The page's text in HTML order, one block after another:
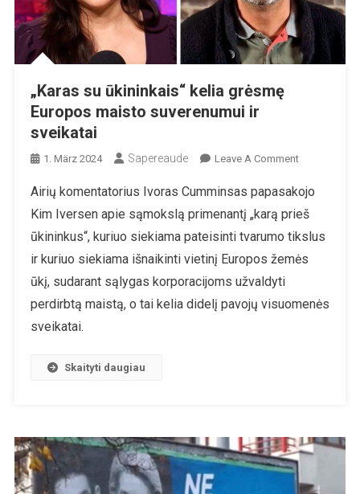
„Karas su ūkininkais“ kelia grėsmę
Europos maisto suverenumui ir
sveikatai
1. März 2024 Sapereaude Leave A CommentOn
Su
Ūkininkais“
Kelia
Europos
Suverenumui
Airių komentatorius Ivoras Cumminsas papasakojo
Kim Iversen apie sąmokslą primenantį „karą prieš
ūkininkus“, kuriuo siekiama pateisinti tvarumo tikslus
ir kuriuo siekiama išnaikinti vietinį Europos žemės
ūkį, sudarant sąlygas korporacijoms užvaldyti
perdirbtą maistą, o tai kelia didelį pavojų visuomenės
sveikatai.
Skaityti daugiau